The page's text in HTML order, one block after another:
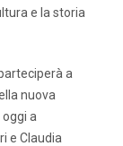
e la storia
a
nuova
a
e Claudia